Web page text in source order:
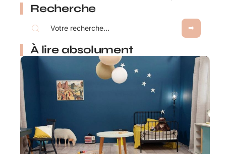
Recherche
À lire absolument